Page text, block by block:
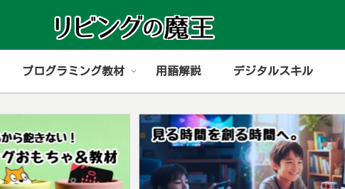
プログラミング教材 用語解説 デジタルスキル